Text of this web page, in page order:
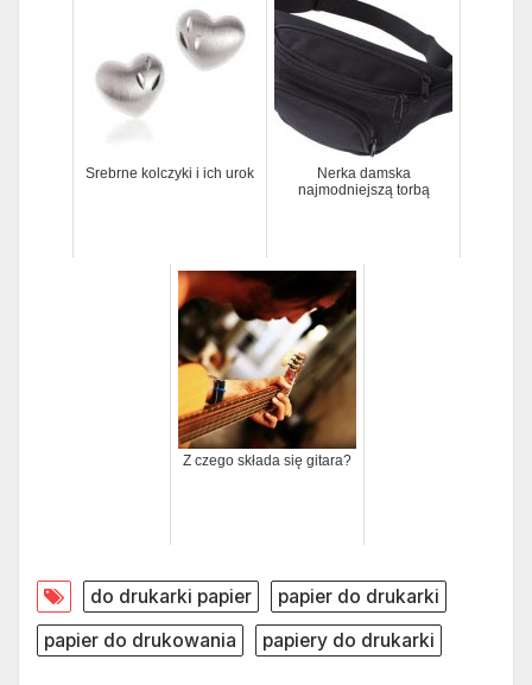
Srebrne kolczyki i ich urok
Nerka damska
najmodniejszą torbą
Z czego składa się gitara?
do drukarki papier
papier do drukarki
papier do drukowania
papiery do drukarki